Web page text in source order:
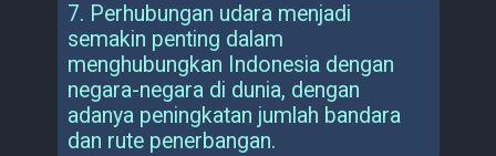
7. Perhubungan udara menjadi
semakin penting dalam
menghubungkan Indonesia dengan
negara-negara di dunia, dengan
adanya peningkatan jumlah bandara
dan rute penerbangan.